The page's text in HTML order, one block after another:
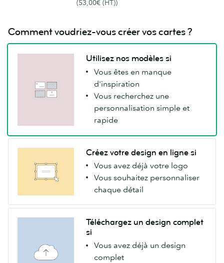
(53,00€ (HT))
Comment voudriez-vous créer vos cartes ?
Utilisez nos modèles si
Vous êtes en manque
d'inspiration
Vous recherchez une
personnalisation simple et
rapide
Créez votre design en ligne si
Vous avez déjà votre logo
Vous souhaitez personnaliser
chaque détail
Téléchargez un design complet
si
Vous avez déjà un design
complet